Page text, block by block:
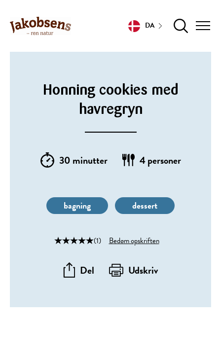
DA
Honning cookies med
havregryn
30 minutter 4 personer
bagning dessert
(1) Bedøm opskriften
Del Udskriv